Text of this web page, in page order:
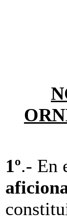
1º.- En